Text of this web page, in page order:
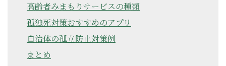
高齢者みまもりサービスの種類
孤独死対策おすすめのアプリ
自治体の孤立防止対策例
まとめ